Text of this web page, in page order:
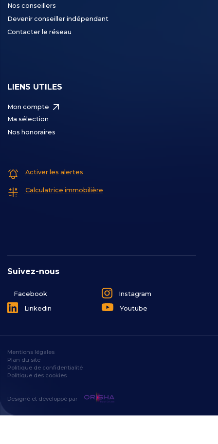
Nos conseillers
Devenir conseiller indépendant
Contacter le réseau
Suivez-nous
Facebook
Instagram
Linkedin
Youtube
LIENS UTILES
Mon compte
Ma sélection
Nos honoraires
Activer les alertes
Calculatrice immobilière
Mentions légales
Plan du site
Politique de confidentialité
Politique des cookies
Designé et développé par